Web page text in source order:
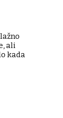
ali
kada